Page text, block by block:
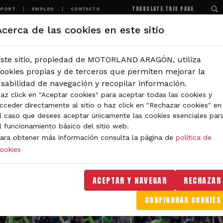
EMPLEO CONTACTO TRANSLATE THIS PAGE
de las cookies en este sitio
sitio, propiedad de MOTORLAND ARAGÓN, utiliza
propias y de terceros que permiten mejorar la
de navegación y recopilar información.
click en "Aceptar cookies" para aceptar todas las cookies y
directamente al sitio o haz click en "Rechazar cookies" en
caso que desees aceptar únicamente las cookies esenciales
funcionamiento básico del sitio web.
obtener más información consulta la página de política de
ACEPTAR Y NAVEGAR RECHAZAR
CONFIGURAR COOKIES